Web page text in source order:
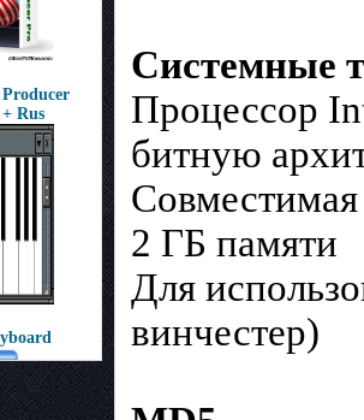
Producer
Rus
Системные
Процессор
битную
Совместимая
2 ГБ памяти
Для
винчестер)